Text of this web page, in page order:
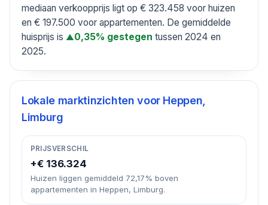
mediaan verkoopprijs ligt op € 323.458 voor huizen
en € 197.500 voor appartementen. De gemiddelde
huisprijs is ▲0,35% gestegen tussen 2024 en
2025.
Lokale marktinzichten voor Heppen,
Limburg
PRIJSVERSCHIL
+€ 136.324
Huizen liggen gemiddeld 72,17% boven
appartementen in Heppen, Limburg.